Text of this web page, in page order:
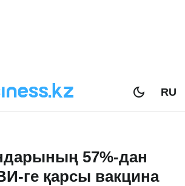
RU
57%-дан
ге қарсы вакцина